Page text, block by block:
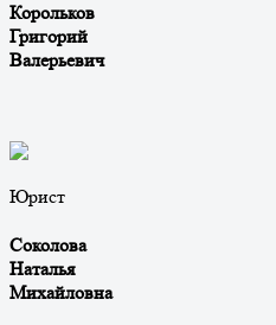
Корольков
Григорий
Валерьевич
Юрист
Соколова
Наталья
Михайловна